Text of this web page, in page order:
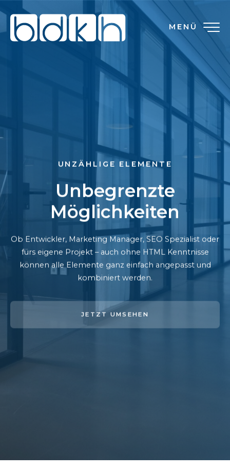
MENÜ
UNZÄHLIGE ELEMENTE
Unbegrenzte
Möglichkeiten
Ob Entwickler, Marketing Manager, SEO Spezialist oder
fürs eigene Projekt – auch ohne HTML Kenntnisse
können alle Elemente ganz einfach angepasst und
kombiniert werden.
JETZT UMSEHEN